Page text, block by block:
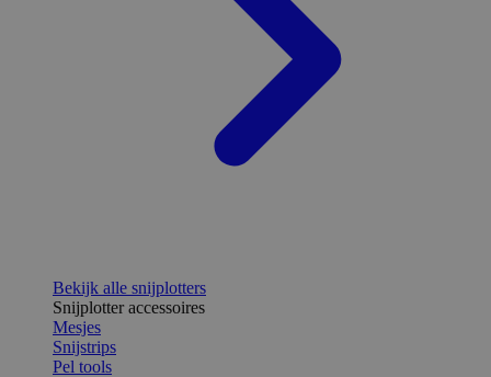
Bekijk alle snijplotters
Snijplotter accessoires
Mesjes
Snijstrips
Pel tools